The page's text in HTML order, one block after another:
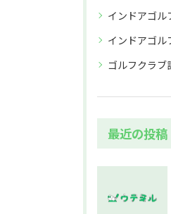
インドアゴル
インドアゴル
ゴルフクラブ
最近の投稿